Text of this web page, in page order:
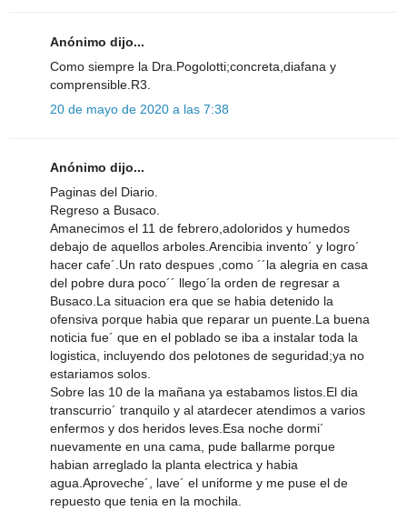
Anónimo dijo...
Como siempre la Dra.Pogolotti;concreta,diafana y
comprensible.R3.
20 de mayo de 2020 a las 7:38
Anónimo dijo...
Paginas del Diario.
Regreso a Busaco.
Amanecimos el 11 de febrero,adoloridos y humedos
debajo de aquellos arboles.Arencibia invento´ y logro´
hacer cafe´.Un rato despues ,como ´´la alegria en casa
del pobre dura poco´´ llego´la orden de regresar a
Busaco.La situacion era que se habia detenido la
ofensiva porque habia que reparar un puente.La buena
noticia fue´ que en el poblado se iba a instalar toda la
logistica, incluyendo dos pelotones de seguridad;ya no
estariamos solos.
Sobre las 10 de la mañana ya estabamos listos.El dia
transcurrio´ tranquilo y al atardecer atendimos a varios
enfermos y dos heridos leves.Esa noche dormi´
nuevamente en una cama, pude ballarme porque
habian arreglado la planta electrica y habia
agua.Aproveche´, lave´ el uniforme y me puse el de
repuesto que tenia en la mochila.